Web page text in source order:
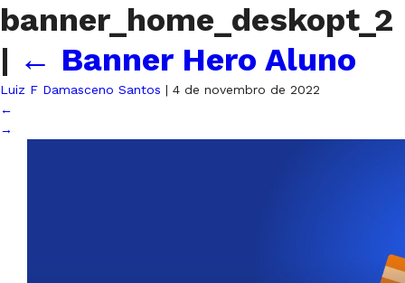
banner_home_deskopt_2
| ← Banner Hero Aluno
Luiz F Damasceno Santos | 4 de novembro de 2022
←
→